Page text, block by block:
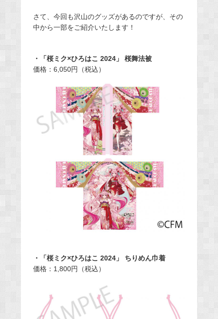
さて、今回も沢山のグッズがあるのですが、その
中から一部をご紹介いたします！
・「桜ミク×ひろはこ 2024」 桜舞法被
価格：6,050円（税込）
・「桜ミク×ひろはこ 2024」 ちりめん巾着
価格：1,800円（税込）